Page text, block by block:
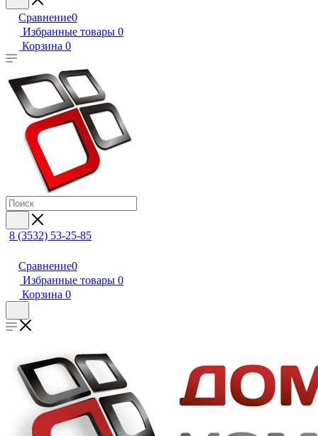
Сравнение0
Избранные товары 0
Корзина 0
8 (3532) 53-25-85
Сравнение0
Избранные товары 0
Корзина 0